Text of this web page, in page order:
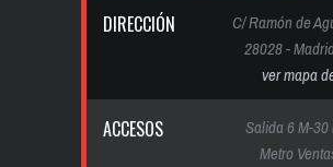
DIRECCIÓN
C/ Ramón de
28028 -
ver mapa
ACCESOS
Salida 6 M-30
Metro